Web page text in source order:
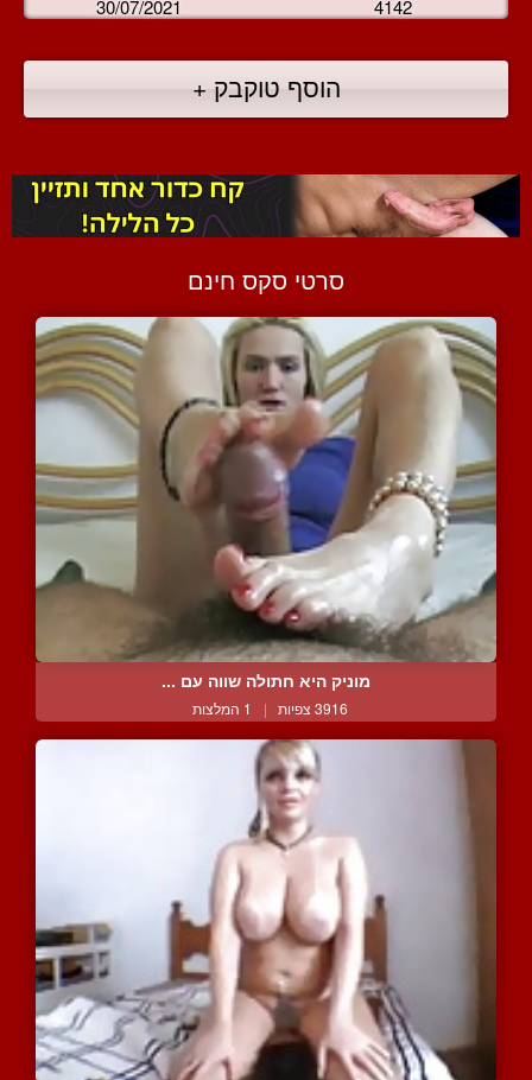
30/07/2021 4142
הוסף טוקבק +
סרטי סקס חינם
מוניק היא חתולה שווה עם ...
3916 צפיות | 1 המלצות